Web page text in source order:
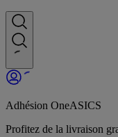
Adhésion OneASICS
Profitez de la livraison